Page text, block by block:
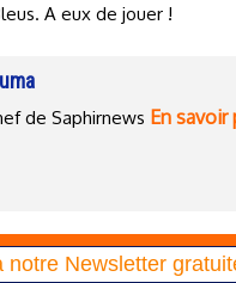
A eux de jouer !
de Saphirnews En